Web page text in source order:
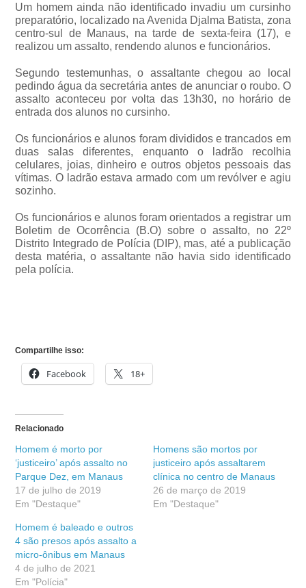
Um homem ainda não identificado invadiu um cursinho
preparatório, localizado na Avenida Djalma Batista, zona
centro-sul de Manaus, na tarde de sexta-feira (17), e
realizou um assalto, rendendo alunos e funcionários.
Segundo testemunhas, o assaltante chegou ao local
pedindo água da secretária antes de anunciar o roubo. O
assalto aconteceu por volta das 13h30, no horário de
entrada dos alunos no cursinho.
Os funcionários e alunos foram divididos e trancados em
duas salas diferentes, enquanto o ladrão recolhia
celulares, joias, dinheiro e outros objetos pessoais das
vítimas. O ladrão estava armado com um revólver e agiu
sozinho.
Os funcionários e alunos foram orientados a registrar um
Boletim de Ocorrência (B.O) sobre o assalto, no 22º
Distrito Integrado de Polícia (DIP), mas, até a publicação
desta matéria, o assaltante não havia sido identificado
pela polícia.
Compartilhe isso:
Facebook 18+
Relacionado
Homem é morto por
‘justiceiro’ após assalto no
Parque Dez, em Manaus
17 de julho de 2019
Em "Destaque"
Homens são mortos por
justiceiro após assaltarem
clínica no centro de Manaus
26 de março de 2019
Em "Destaque"
Homem é baleado e outros
4 são presos após assalto a
micro-ônibus em Manaus
4 de julho de 2021
Em "Polícia"